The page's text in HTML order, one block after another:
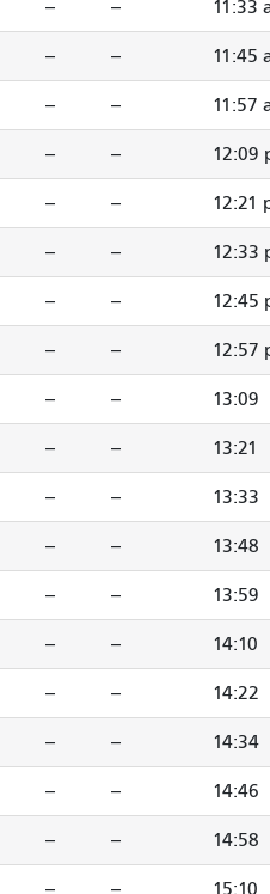
-- -- 11:33
-- -- 11:45
-- -- 11:57
-- -- 12:09
-- -- 12:21
-- -- 12:33
-- -- 12:45
-- -- 12:57
-- -- 13:09
-- -- 13:21
-- -- 13:33
-- -- 13:48
-- -- 13:59
-- -- 14:10
-- -- 14:22
-- -- 14:34
-- -- 14:46
-- -- 14:58
-- -- 15:10